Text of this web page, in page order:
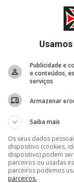
Publicidade e
e conteúdos,
serviços
Armazenar e/
Saiba mais
Os seus dados
dispositivo (cookies,
dispositivo) podem
parceiros ou usadas
parceiros podemos
parceiros.